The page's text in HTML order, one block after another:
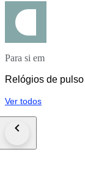
Para si em
Relógios de pulso
Ver todos